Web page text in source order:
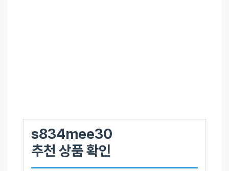
s834mee30
추천 상품 확인